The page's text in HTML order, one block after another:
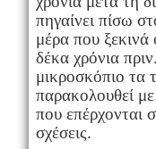
πηγαίνει πίσω
μέρα που
δέκα χρόνια
μικροσκόπιο τα
παρακολουθεί
που επέρχονται
σχέσεις.